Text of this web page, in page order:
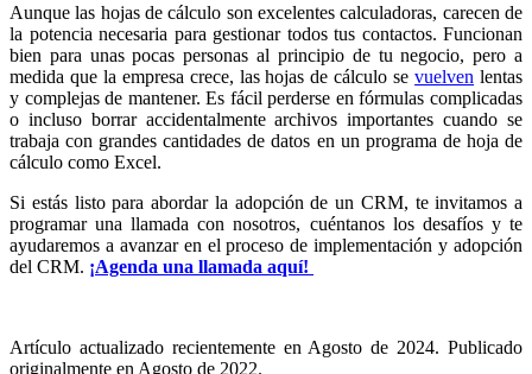
Aunque las hojas de cálculo son excelentes calculadoras, carecen de
la potencia necesaria para gestionar todos tus contactos. Funcionan
bien para unas pocas personas al principio de tu negocio, pero a
medida que la empresa crece, las hojas de cálculo sevuelven lentas
y complejas de mantener. Es fácil perderse en fórmulas complicadas
o incluso borrar accidentalmente archivos importantes cuando se
trabaja con grandes cantidades de datos en un programa de hoja de
cálculo como Excel.
Si estás listo para abordar la adopción de un CRM, te invitamos a
programar una llamada con nosotros, cuéntanos los desafíos y te
ayudaremos a avanzar en el proceso de implementación y adopción
del CRM. ¡Agenda una llamada aquí!
Artículo actualizado recientemente en Agosto de 2024. Publicado
originalmente en Agosto de 2022.